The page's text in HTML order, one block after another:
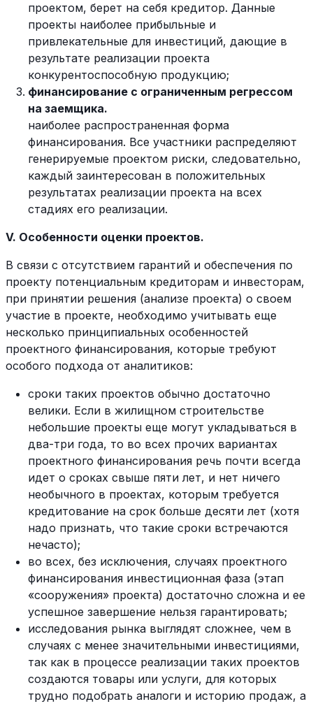
проектом, берет на себя кредитор. Данные
проекты наиболее прибыльные и
привлекательные для инвестиций, дающие в
результате реализации проекта
конкурентоспособную продукцию;
финансирование с ограниченным регрессом
на заемщика.
наиболее распространенная форма
финансирования. Все участники распределяют
генерируемые проектом риски, следовательно,
каждый заинтересован в положительных
результатах реализации проекта на всех
стадиях его реализации.
V. Особенности оценки проектов.
В связи с отсутствием гарантий и обеспечения по
проекту потенциальным кредиторам и инвесторам,
при принятии решения (анализе проекта) о своем
участие в проекте, необходимо учитывать еще
несколько принципиальных особенностей
проектного финансирования, которые требуют
особого подхода от аналитиков:
сроки таких проектов обычно достаточно
велики. Если в жилищном строительстве
небольшие проекты еще могут укладываться в
два-три года, то во всех прочих вариантах
проектного финансирования речь почти всегда
идет о сроках свыше пяти лет, и нет ничего
необычного в проектах, которым требуется
кредитование на срок больше десяти лет (хотя
надо признать, что такие сроки встречаются
нечасто);
во всех, без исключения, случаях проектного
финансирования инвестиционная фаза (этап
«сооружения» проекта) достаточно сложна и ее
успешное завершение нельзя гарантировать;
исследования рынка выглядят сложнее, чем в
случаях с менее значительными инвестициями,
так как в процессе реализации таких проектов
создаются товары или услуги, для которых
трудно подобрать аналоги и историю продаж, а